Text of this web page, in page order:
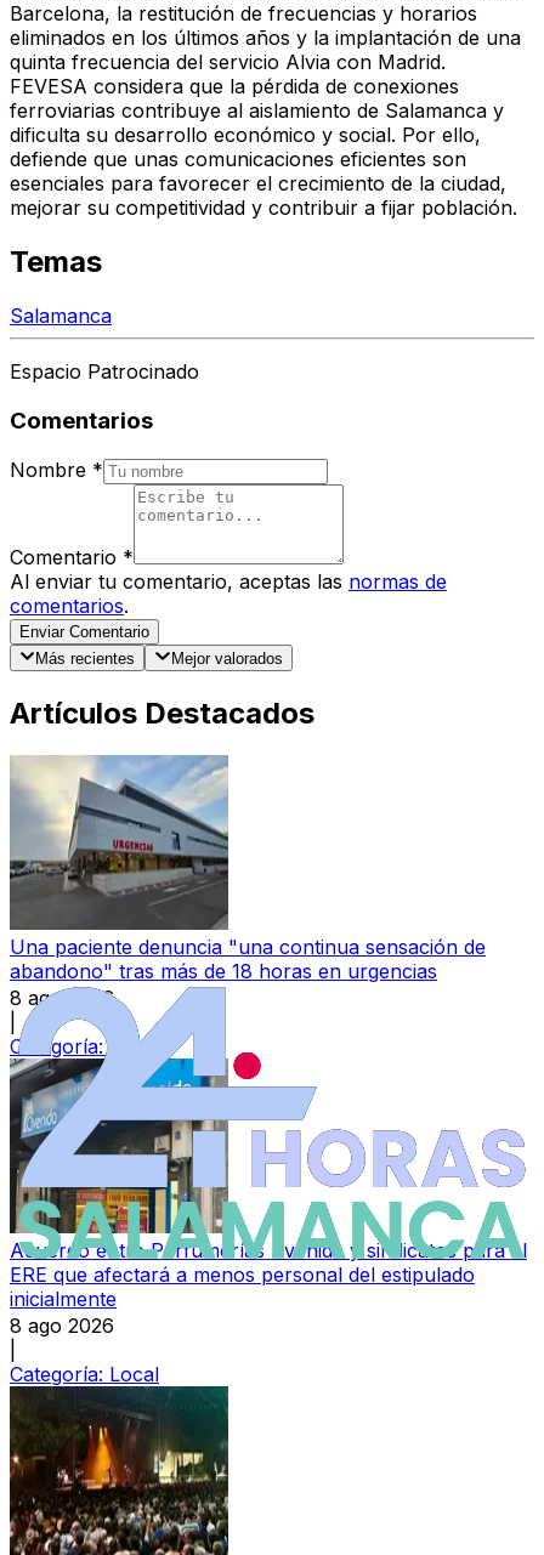
Barcelona, la restitución de frecuencias y horarios
eliminados en los últimos años y la implantación de una
quinta frecuencia del servicio Alvia con Madrid.
FEVESA considera que la pérdida de conexiones
ferroviarias contribuye al aislamiento de Salamanca y
dificulta su desarrollo económico y social. Por ello,
defiende que unas comunicaciones eficientes son
esenciales para favorecer el crecimiento de la ciudad,
mejorar su competitividad y contribuir a fijar población.
Temas
Salamanca
Espacio Patrocinado
Comentarios
Nombre *
Comentario *
Al enviar tu comentario, aceptas las normas de
comentarios.
Enviar Comentario
Más recientes
Mejor valorados
Artículos Destacados
Una paciente denuncia "una continua sensación de
abandono" tras más de 18 horas en urgencias
8 ago 2026
Categoría: Local
Acuerdo entre Perfumerías Avenida y sindicatos para el
ERE que afectará a menos personal del estipulado
inicialmente
8 ago 2026
Categoría: Local